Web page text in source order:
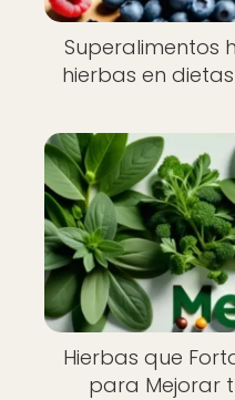
Superalimentos
hierbas en
Hierbas que
para Mejorar